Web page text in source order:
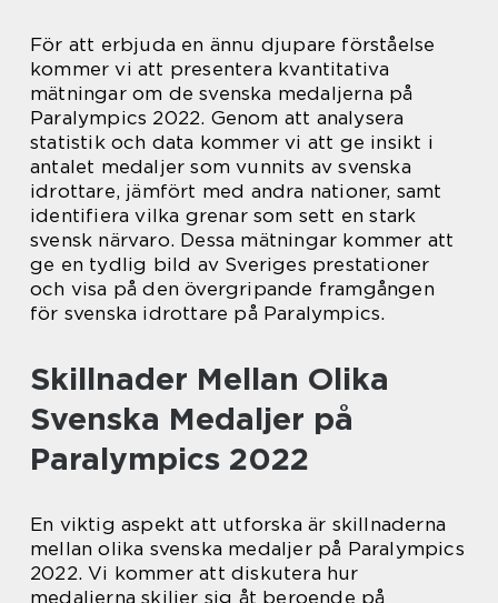
För att erbjuda en ännu djupare förståelse
kommer vi att presentera kvantitativa
mätningar om de svenska medaljerna på
Paralympics 2022. Genom att analysera
statistik och data kommer vi att ge insikt i
antalet medaljer som vunnits av svenska
idrottare, jämfört med andra nationer, samt
identifiera vilka grenar som sett en stark
svensk närvaro. Dessa mätningar kommer att
ge en tydlig bild av Sveriges prestationer
och visa på den övergripande framgången
för svenska idrottare på Paralympics.
Skillnader Mellan Olika
Svenska Medaljer på
Paralympics 2022
En viktig aspekt att utforska är skillnaderna
mellan olika svenska medaljer på Paralympics
2022. Vi kommer att diskutera hur
medaljerna skiljer sig åt beroende på